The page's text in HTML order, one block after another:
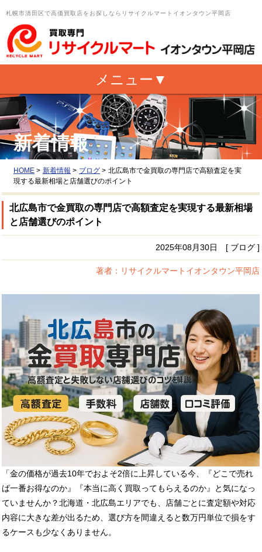
札幌市清田区で高価買取店をお探しならリサイクルマートイオンタウン平岡店
新着情報
HOME > 新着情報 > ブログ > 北広島市で金買取の専門店で高額査定を実
現する最新相場と店舗選びのポイント
北広島市で金買取の専門店で高額査定を実現する最新相場
と店舗選びのポイント
2025年08月30日 [ ブログ ]
著者：リサイクルマートイオンタウン平岡店
「金の価格が過去10年でおよそ2倍に上昇している今、『どこで売れ
ば一番お得なのか』『本当に高く買取ってもらえるのか』と気になっ
ていませんか？北海道・北広島エリアでも、店舗ごとに査定額や対応
内容に大きな差が出るため、選び方を間違えると数万円単位で損をす
るケースも少なくありません。